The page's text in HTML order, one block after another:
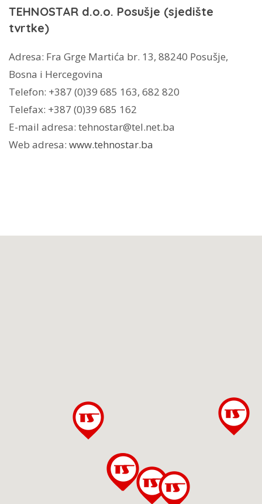
TEHNOSTAR d.o.o. Posušje (sjedište
tvrtke)
Adresa: Fra Grge Martića br. 13, 88240 Posušje,
Bosna i Hercegovina
Telefon: +387 (0)39 685 163, 682 820
Telefax: +387 (0)39 685 162
E-mail adresa: tehnostar@tel.net.ba
Web adresa: www.tehnostar.ba